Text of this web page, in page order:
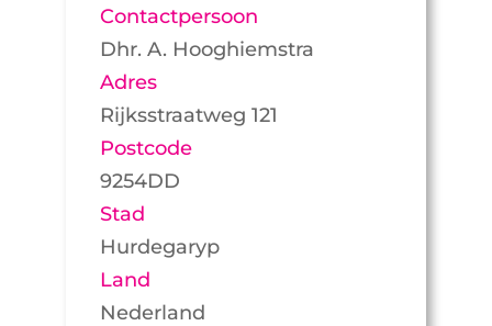
Contactpersoon
Dhr. A. Hooghiemstra
Adres
Rijksstraatweg 121
Postcode
9254DD
Stad
Hurdegaryp
Land
Nederland